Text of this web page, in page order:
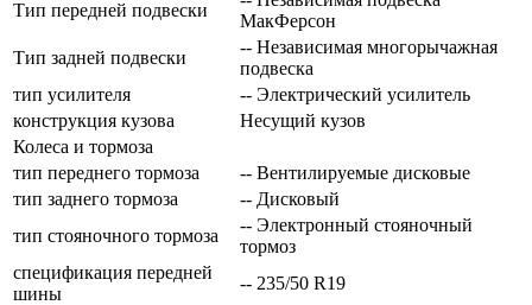
Тип передней подвески
МакФерсон
Тип задней подвески
-- Независимая многорычажная
подвеска
тип усилителя
-- Электрический усилитель
конструкция кузова
Несущий кузов
Колеса и тормоза
тип переднего тормоза
-- Вентилируемые дисковые
тип заднего тормоза
-- Дисковый
тип стояночного тормоза
-- Электронный стояночный
тормоз
спецификация передней
шины
-- 235/50 R19